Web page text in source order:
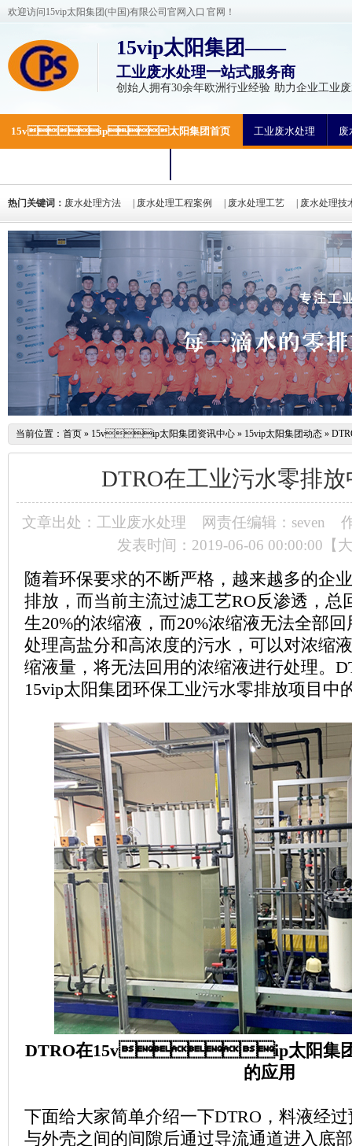
欢迎访问15vip太阳集团(中国)有限公司官网入口 官网！
15vip太阳集团——
工业废水处理一站式服务商
创始人拥有30余年欧洲行业经验 助力企业工业
15vip太阳集团首页 工业废水处理 废
热门关键词： 废水处理方法 废水处理工程案例 废水处理工艺 废水处理技
氮废水处理
当前位置： 首页 » 15vip太阳集团资讯中心 » 15vip太阳集团动态 »
DTRO在工业污水零排
文章出处：工业废水处理 网责任编辑：seven
发表时间：2019-06-06 00:00:00【大
随着环保要求的不断严格，越来越多的企
排放，而当前主流过滤工艺RO反渗透，总
生20%的浓缩液，而20%浓缩液无法全部回
处理高盐分和高浓度的污水，可以对浓缩液进行
缩液量，将无法回用的浓缩液进行处理。
15vip太阳集团环保工业污水零排放项目中
DTRO在15vip太阳集团
的应用
下面给大家简单介绍一下DTRO ，料液经
与外壳之间的间隙后通过导流通道进入底